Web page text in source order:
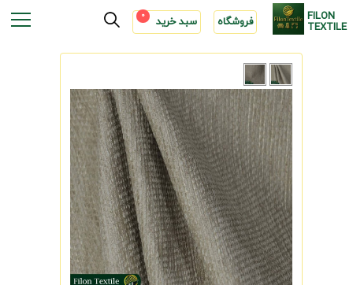
FILON
TEXTILE فروشگاه سبد خرید 0